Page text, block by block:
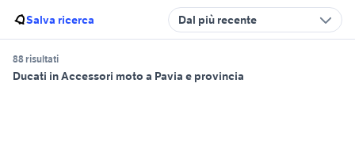
Salva ricerca Dal più recente
88 risultati
Ducati in Accessori moto a Pavia e provincia